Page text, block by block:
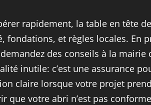
rapidement, la table en tête
fondations, et règles locales. En
des conseils à la mairie
inutile: c’est une assurance
claire lorsque votre projet
que votre abri n’est pas